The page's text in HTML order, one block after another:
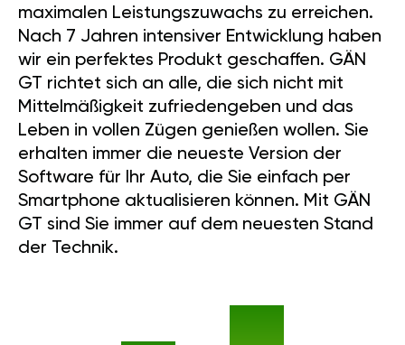
maximalen Leistungszuwachs zu erreichen.
Nach 7 Jahren intensiver Entwicklung haben
wir ein perfektes Produkt geschaffen. GÄN
GT richtet sich an alle, die sich nicht mit
Mittelmäßigkeit zufriedengeben und das
Leben in vollen Zügen genießen wollen. Sie
erhalten immer die neueste Version der
Software für Ihr Auto, die Sie einfach per
Smartphone aktualisieren können. Mit GÄN
GT sind Sie immer auf dem neuesten Stand
der Technik.